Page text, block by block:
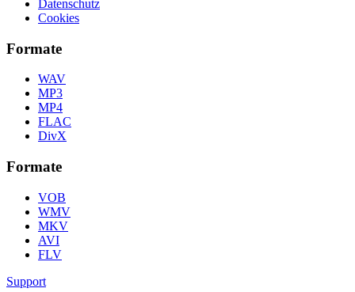
Datenschutz
Cookies
Formate
WAV
MP3
MP4
FLAC
DivX
Formate
VOB
WMV
MKV
AVI
FLV
Support